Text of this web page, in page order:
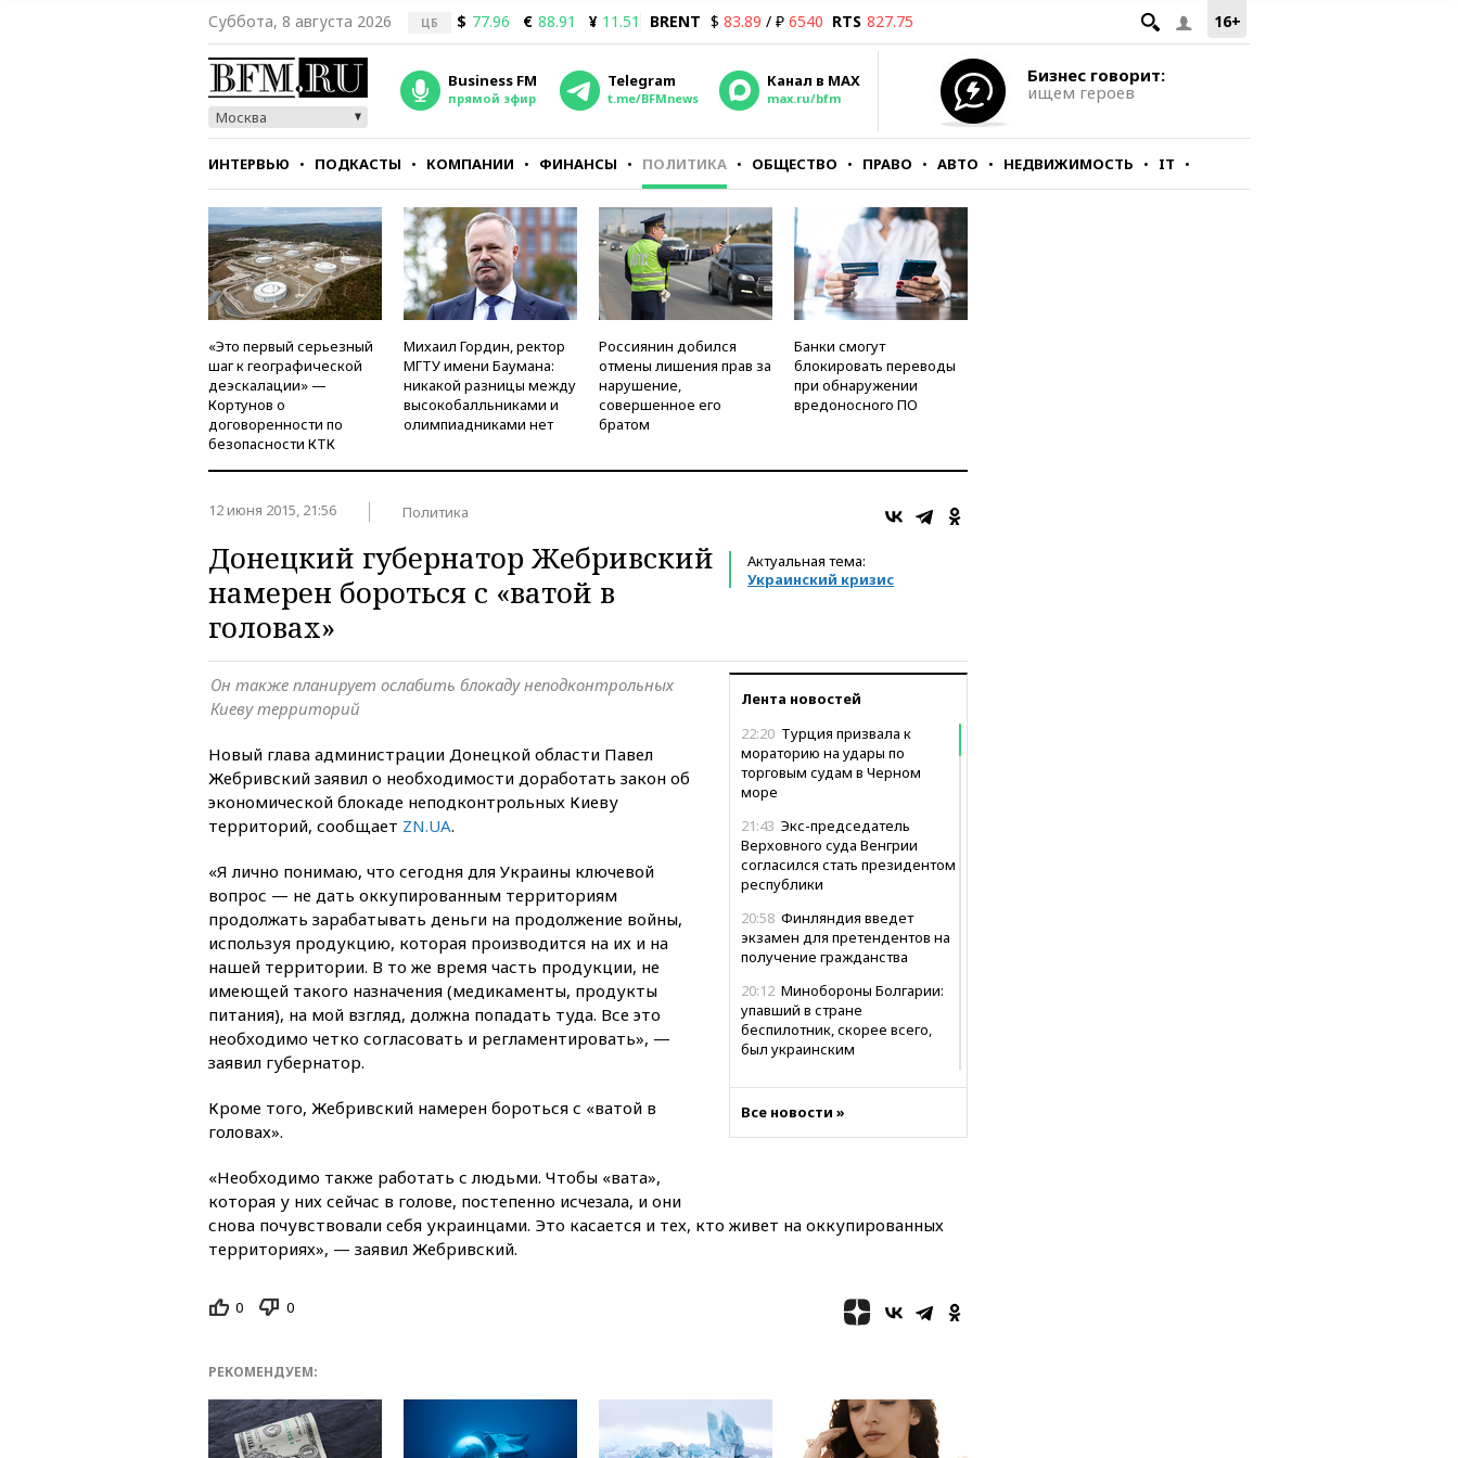
16+
Суббота, 8 августа 2026 ЦБ $ 77.96 € 88.91 ¥ 11.51 BRENT $ 83.89 / ₽ 6540 RTS 827.75
Москва
Business FM
прямой эфир
Telegram
t.me/BFMnews
Канал в MAX
max.ru/bfm
Бизнес говорит:
ищем героев
ИНТЕРВЬЮ ПОДКАСТЫ КОМПАНИИ ФИНАНСЫ ПОЛИТИКА ОБЩЕСТВО ПРАВО АВТО НЕДВИЖИМОСТЬ IT
СТИЛЬ ТЕСТЫ
«Это первый серьезный
шаг к географической
деэскалации» —
Кортунов о
договоренности по
безопасности КТК
Михаил Гордин, ректор
МГТУ имени Баумана:
никакой разницы между
высокобалльниками и
олимпиадниками нет
Россиянин добился
отмены лишения прав за
нарушение,
совершенное его
братом
Банки смогут
блокировать переводы
при обнаружении
вредоносного ПО
12 июня 2015, 21:56 Политика
Актуальная тема:
Украинский кризис
Донецкий губернатор Жебривский
намерен бороться с «ватой в
головах»
Лента новостей
22:20 Турция призвала к
мораторию на удары по
торговым судам в Черном
море
21:43 Экс-председатель
Верховного суда Венгрии
согласился стать президентом
республики
20:58 Финляндия введет
экзамен для претендентов на
получение гражданства
20:12 Минобороны Болгарии:
упавший в стране
беспилотник, скорее всего,
был украинским
компании ADNOC в Ормузе
«Тиса» выдвинула экс-
Politico: «Газовая
авантюра Германии ставит под
угрозу европейскую зиму»
Все новости »
Он также планирует ослабить блокаду неподконтрольных
Киеву территорий
Новый глава администрации Донецкой области Павел
Жебривский заявил о необходимости доработать закон об
экономической блокаде неподконтрольных Киеву
территорий, сообщает ZN.UA.
«Я лично понимаю, что сегодня для Украины ключевой
вопрос — не дать оккупированным территориям
продолжать зарабатывать деньги на продолжение войны,
используя продукцию, которая производится на их и на
нашей территории. В то же время часть продукции, не
имеющей такого назначения (медикаменты, продукты
питания), на мой взгляд, должна попадать туда. Все это
необходимо четко согласовать и регламентировать», —
заявил губернатор.
Кроме того, Жебривский намерен бороться с «ватой в
головах».
«Необходимо также работать с людьми. Чтобы «вата»,
которая у них сейчас в голове, постепенно исчезала, и они
снова почувствовали себя украинцами. Это касается и тех, кто живет на оккупированных
территориях», — заявил Жебривский.
0 0
РЕКОМЕНДУЕМ: